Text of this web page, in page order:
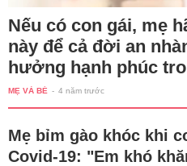
Nếu có con gái, mẹ
này để cả đời an
hưởng hạnh phúc
MẸ VÀ BÉ - 4 năm trước
Mẹ bỉm gào khóc khi
Covid-19: "Em khó